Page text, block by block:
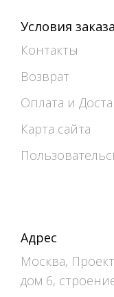
Условия заказа
Контакты
Возврат
Оплата и
Карта сайта
Адрес
Москва,
дом 6,